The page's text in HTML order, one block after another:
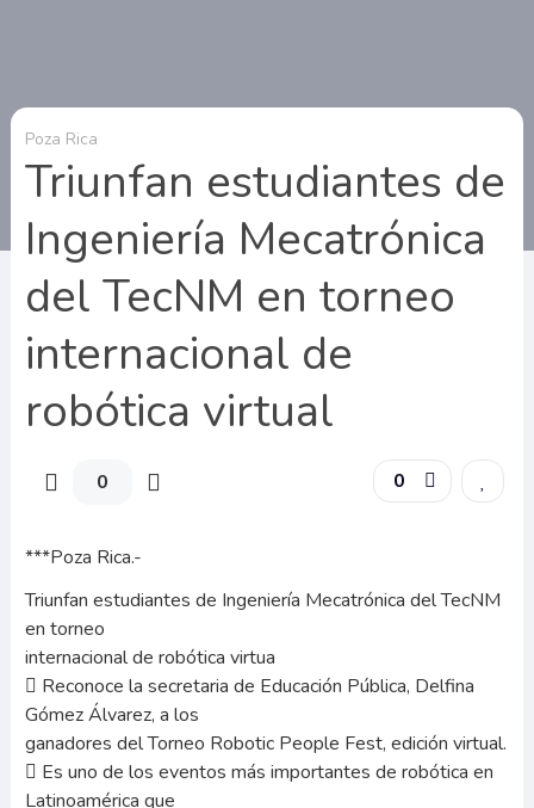
Poza Rica
Triunfan estudiantes de
Ingeniería Mecatrónica
del TecNM en torneo
internacional de
robótica virtual
0 0
***Poza Rica.-
Triunfan estudiantes de Ingeniería Mecatrónica del TecNM
en torneo
internacional de robótica virtua
 Reconoce la secretaria de Educación Pública, Delfina
Gómez Álvarez, a los
ganadores del Torneo Robotic People Fest, edición virtual.
 Es uno de los eventos más importantes de robótica en
Latinoamérica que